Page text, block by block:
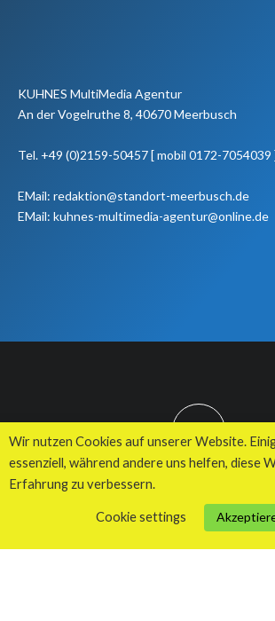
KUHNES MultiMedia Agentur
An der Vogelruthe 8, 40670 Meerbusch
Tel. +49 (0)2159-50457 [ mobil 0172-7054039
EMail: redaktion@standort-meerbusch.de
EMail: kuhnes-multimedia-agentur@online.de
© 2026 Kuhnes MultiMedia
Wir nutzen Cookies auf unserer Website.
essenziell, während andere uns helfen, diese
Erfahrung zu verbessern.
Cookie settings